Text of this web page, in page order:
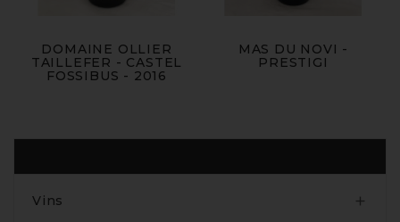
DOMAINE OLLIER
TAILLEFER - CASTEL
FOSSIBUS - 2016
MAS DU NOVI -
PRESTIGI
Vins 